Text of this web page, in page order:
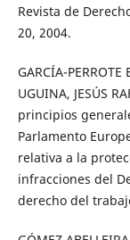
Revista de
20, 2004.
GARCÍA-
UGUINA, JESÚS
principios
Parlamento
relativa a la
infracciones del
derecho del